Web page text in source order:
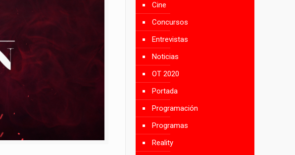
Cine
Concursos
Entrevistas
Noticias
OT 2020
Portada
Programación
Programas
Reality